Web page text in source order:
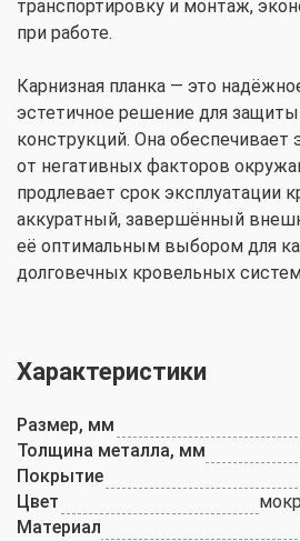
транспортировку и монтаж,
при работе.
Карнизная планка — это
эстетичное решение для
конструкций. Она
от негативных факторов
продлевает срок эксплуатации
аккуратный, завершённый
её оптимальным выбором для
долговечных кровельных
Характеристики
Размер, мм
Толщина металла, мм
Покрытие
Цвет
Материал